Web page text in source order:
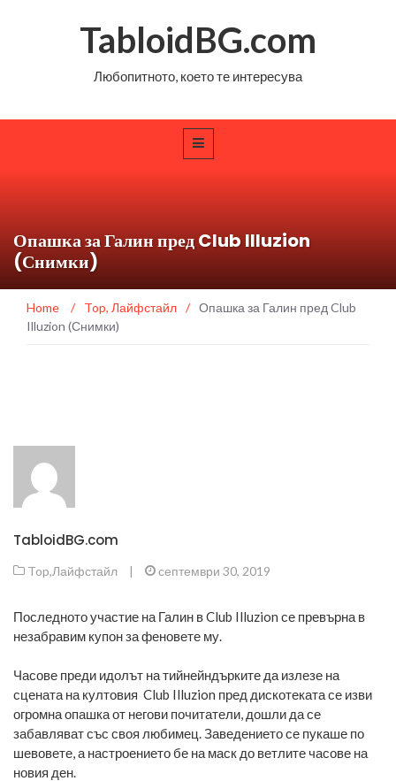
TabloidBG.com
Любопитното, което те интересува
Опашка за Галин пред Club Illuzion
(Снимки)
Home / Top, Лайфстайл / Опашка за Галин пред Club
Illuzion (Снимки)
TabloidBG.com
Top,Лайфстайл | септември 30, 2019
Последното участие на Галин в Club Illuzion се превърна в
незабравим купон за феновете му.
Часове преди идолът на тийнейндърките да излезе на
сцената на култовия Club Illuzion пред дискотеката се изви
огромна опашка от негови почитатели, дошли да се
забавляват със своя любимец. Заведението се пукаше по
шевовете, а настроението бе на маск до ветлите часове на
новия ден.